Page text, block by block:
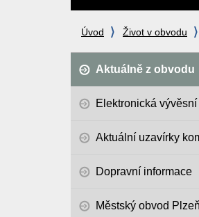
Úvod Život v obvodu
Aktuálně z obvodu
Elektronická
Aktuální uzavírky
Dopravní informace
Městský obvod